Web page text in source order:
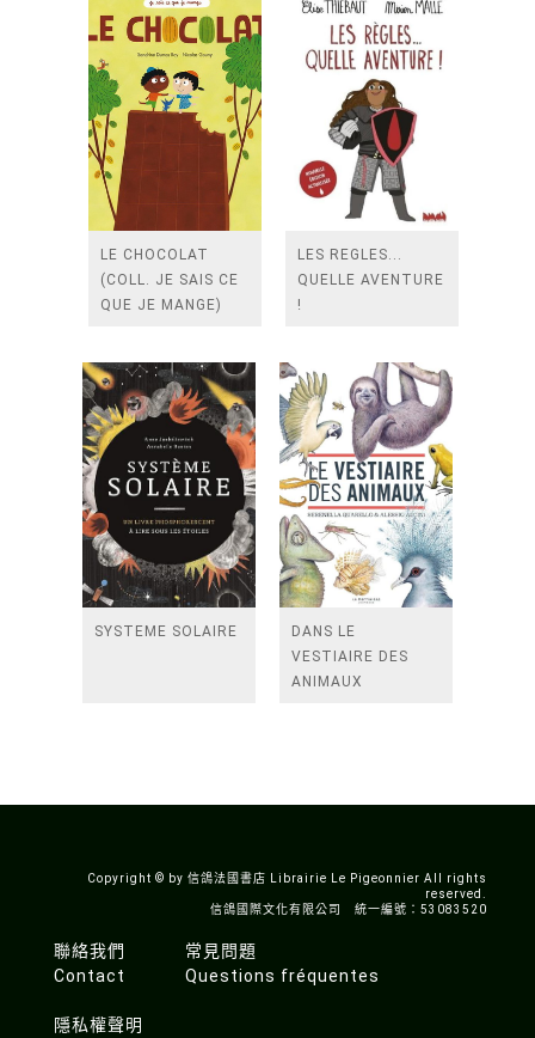
LE CHOCOLAT
(COLL. JE SAIS CE
QUE JE MANGE)
LES REGLES...
QUELLE AVENTURE
!
SYSTEME SOLAIRE
DANS LE
VESTIAIRE DES
ANIMAUX
Copyright © by 信鴿法國書店 Librairie Le Pigeonnier All rights
reserved.
信鴿國際文化有限公司 統一編號：53083520
聯絡我們
Contact
常見問題
Questions fréquentes
隱私權聲明